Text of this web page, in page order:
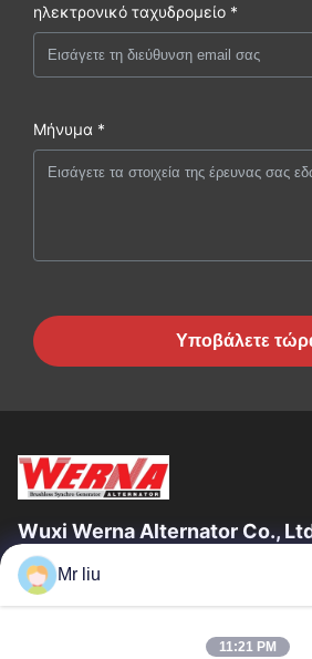
ηλεκτρονικό ταχυδρομείο *
Μήνυμα *
Υποβάλετε
Wuxi Werna Alternator Co.,
Γρήγοροι Σύνδεσμοι
Mr liu
11:21 PM